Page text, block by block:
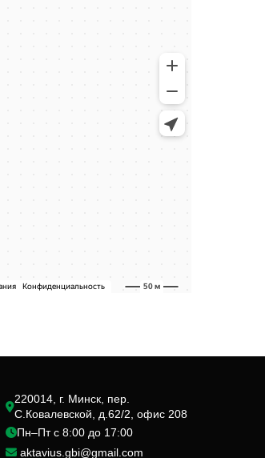
220014, г. Минск, пер.
С.Ковалевской, д.62/2, офис 208
Пн–Пт с 8:00 до 17:00
aktavius.gbi@gmail.com